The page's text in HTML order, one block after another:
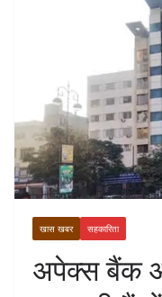
खास खबर सहकारिता
अपेक्स बैंक